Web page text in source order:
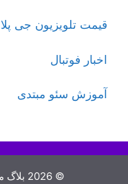
قیمت تلویزیون جی پلاس
اخبار فوتبال
آموزش سئو مبتدی
• Built with